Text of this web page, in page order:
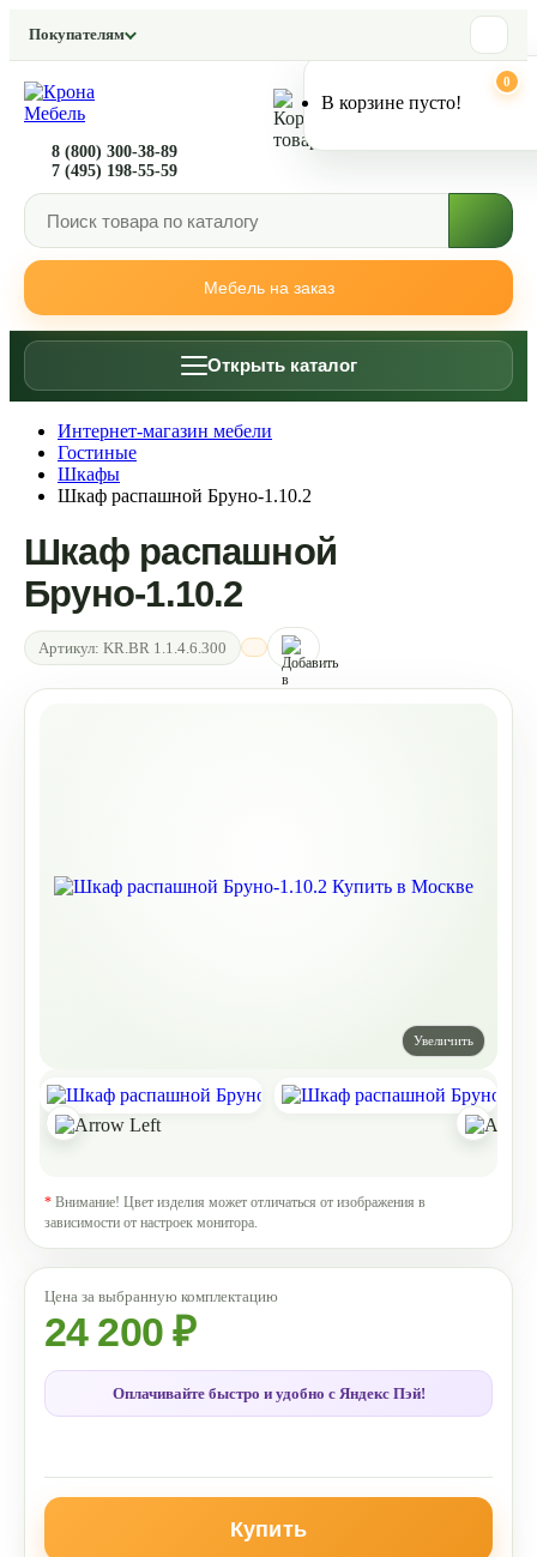
Покупателям
Мебель на заказ
8 (800) 300-38-89
7 (495) 198-55-59
0
В корзине пусто!
Открыть каталог
Интернет-магазин мебели
Гостиные
Шкафы
Шкаф распашной Бруно-1.10.2
Шкаф распашной
Бруно-1.10.2
Артикул: KR.BR 1.1.4.6.300
* Внимание! Цвет изделия может отличаться от изображения в
зависимости от настроек монитора.
24 200 ₽
Оплачивайте быстро и удобно с Яндекс Пэй!
Купить